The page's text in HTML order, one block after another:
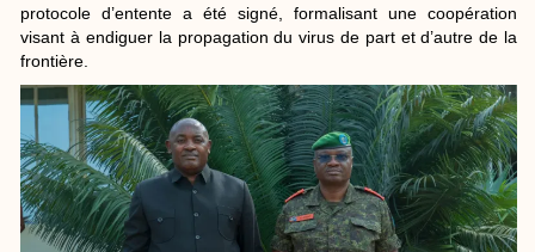
protocole d’entente a été signé, formalisant une coopération
visant à endiguer la propagation du virus de part et d’autre de la
frontière.